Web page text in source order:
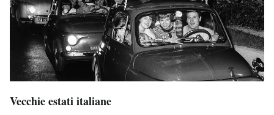
Vecchie estati italiane